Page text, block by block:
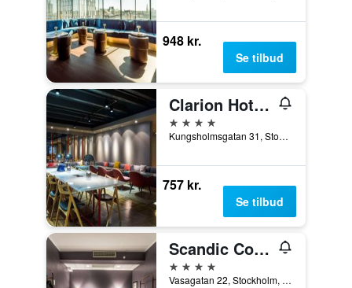
948 kr.
Se tilbud
Clarion Hotel Amaranten
4 stjerner
Kungsholmsgatan 31, Stockholm, Stockholms län, Sverige
757 kr.
Se tilbud
Scandic Continental
4 stjerner
Vasagatan 22, Stockholm, Stockholms län, Sverige